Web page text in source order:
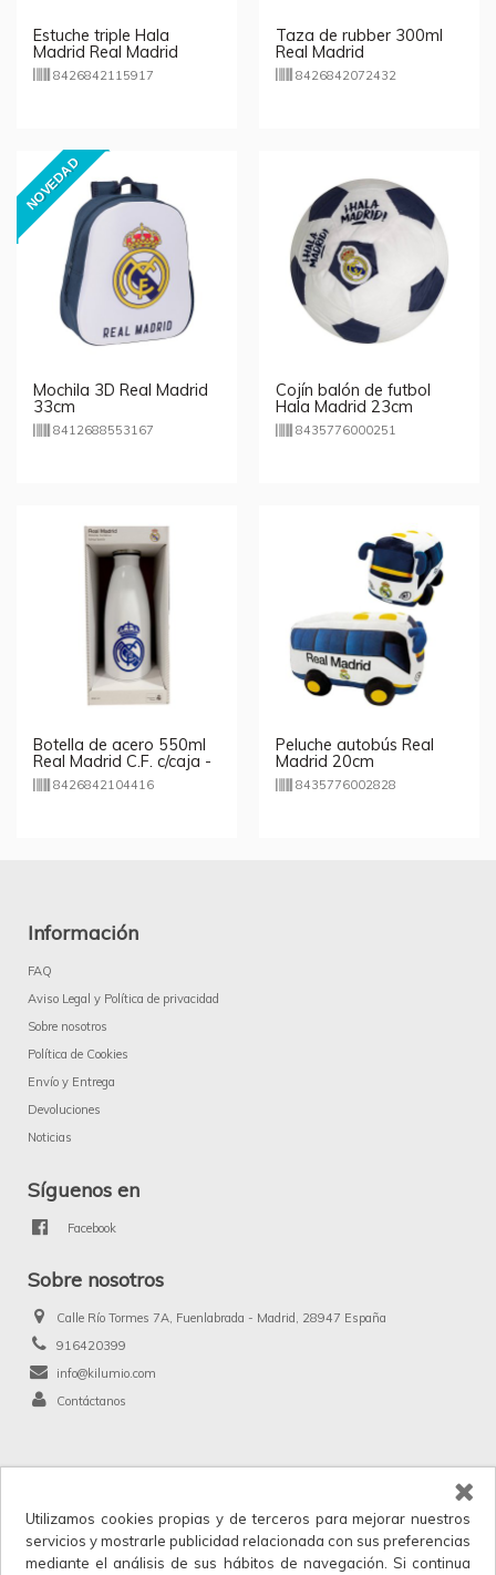
Estuche triple Hala
Madrid Real Madrid
23cm8426842115917
Taza de rubber 300ml
Real Madrid
8426842072432
NOVEDAD
Mochila 3D Real Madrid
33cm
8412688553167
Cojín balón de futbol
Hala Madrid 23cm
8435776000251
Botella de acero 550ml
Real Madrid C.F. c/caja -
blanca
8426842104416
Peluche autobús Real
Madrid 20cm
8435776002828
Información
FAQ
Aviso Legal y Política de privacidad
Sobre nosotros
Política de Cookies
Envío y Entrega
Devoluciones
Noticias
Síguenos en
Facebook
Sobre nosotros
Calle Río Tormes 7A, Fuenlabrada - Madrid, 28947 España
916420399
info@kilumio.com
Contáctanos
Kilumio.com. Todos los derechos reservados.
Kilumio, distribuidor y proveedor mayorista de productos de licencias, merchandising
y anunciados en TV. IVA no incluido en los precios.
Horario de atención al cliente: Lunes a Viernes 9:00 a 17:30.
Utilizamos cookies propias y de terceros para mejorar nuestros
servicios y mostrarle publicidad relacionada con sus preferencias
mediante el análisis de sus hábitos de navegación. Si continua